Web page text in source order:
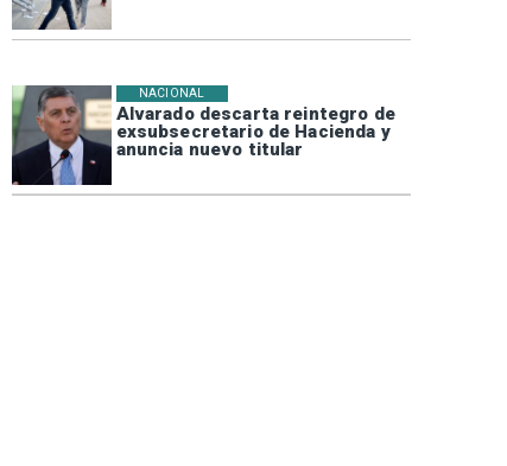
Alvarado descarta reintegro de
exsubsecretario de Hacienda y
anuncia nuevo titular
NACIONAL